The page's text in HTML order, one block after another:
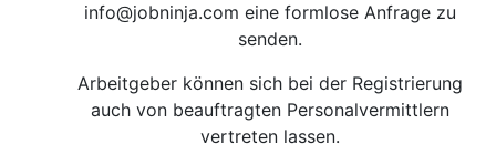
info@jobninja.com eine formlose Anfrage zu
senden.
Arbeitgeber können sich bei der Registrierung
auch von beauftragten Personalvermittlern
vertreten lassen.